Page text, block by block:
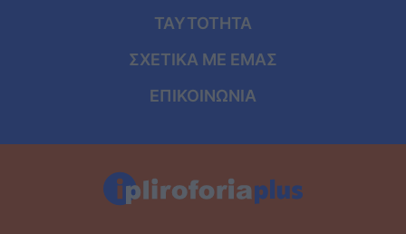
ΤΑΥΤΟΤΗΤΑ
ΣΧΕΤΙΚΑ ΜΕ ΕΜΑΣ
ΕΠΙΚΟΙΝΩΝΙΑ